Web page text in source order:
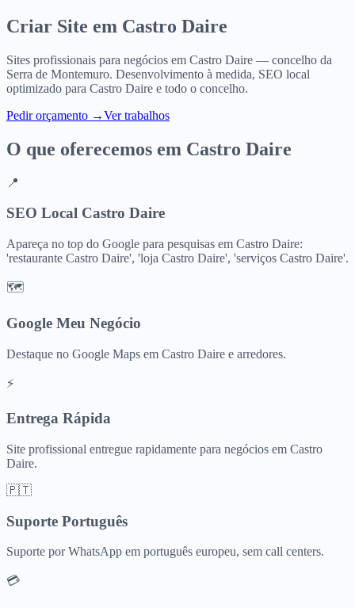
Criar Site em Castro Daire
Sites profissionais para negócios em Castro Daire — concelho da
Serra de Montemuro. Desenvolvimento à medida, SEO local
optimizado para Castro Daire e todo o concelho.
Pedir orçamento →Ver trabalhos
O que oferecemos em Castro Daire
📍
SEO Local Castro Daire
Apareça no top do Google para pesquisas em Castro Daire:
'restaurante Castro Daire', 'loja Castro Daire', 'serviços Castro Daire'.
🗺️
Google Meu Negócio
Destaque no Google Maps em Castro Daire e arredores.
⚡
Entrega Rápida
Site profissional entregue rapidamente para negócios em Castro
Daire.
🇵🇹
Suporte Português
Suporte por WhatsApp em português europeu, sem call centers.
💳